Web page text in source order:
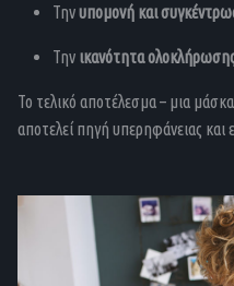
Τηνυπομονή και
Την ικανότητα
Το τελικό αποτέλεσμα – μια
αποτελεί πηγή υπερηφάνειας και